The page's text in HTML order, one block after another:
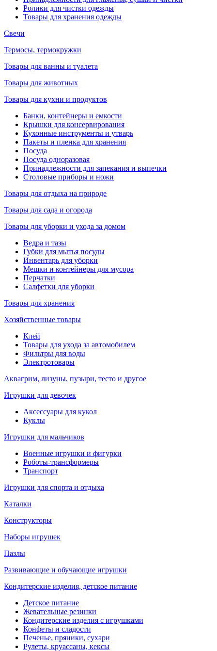
Ролики для чистки одежды
Товары для хранения одежды
Свечи
Термосы, термокружки
Товары для ванны и туалета
Товары для животных
Товары для кухни и продуктов
Банки, контейнеры и емкости
Крышки для консервирования
Кухонные инструменты и утварь
Пакеты и пленка для хранения
Посуда
Посуда одноразовая
Принадлежности для запекания и выпечки
Столовые приборы и ножи
Товары для отдыха на природе
Товары для сада и огорода
Товары для уборки и ухода за домом
Ведра и тазы
Губки для мытья посуды
Инвентарь для уборки
Мешки и контейнеры для мусора
Перчатки
Салфетки для уборки
Товары для хранения
Хозяйственные товары
Клей
Товары для ухода за автомобилем
Фильтры для воды
Электротовары
Аквагрим, лизуны, пузыри, тесто и другое
Игрушки для девочек
Аксессуары для кукол
Куклы
Игрушки для мальчиков
Военные игрушки и фигурки
Роботы-трансформеры
Транспорт
Игрушки для спорта и отдыха
Каталки
Конструкторы
Наборы игрушек
Пазлы
Развивающие и обучающие игрушки
Кондитерские изделия, детское питание
Детское питание
Жевательные резинки
Кондитерские изделия с игрушками
Конфеты и сладости
Печенье, пряники, сухари
Рулеты, круассаны, кексы